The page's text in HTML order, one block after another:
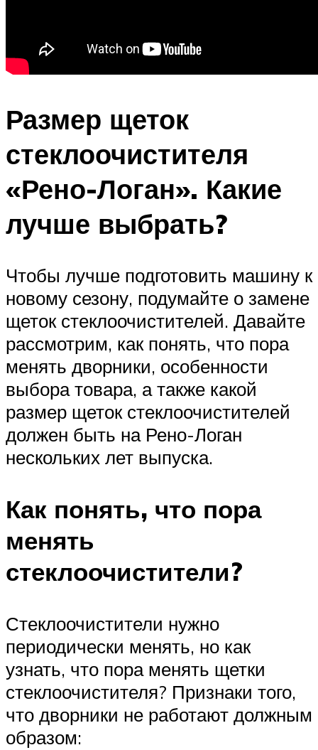
Размер щеток
стеклоочистителя
«Рено-Логан». Какие
лучше выбрать?
Чтобы лучше подготовить машину к
новому сезону, подумайте о замене
щеток стеклоочистителей. Давайте
рассмотрим, как понять, что пора
менять дворники, особенности
выбора товара, а также какой
размер щеток стеклоочистителей
должен быть на Рено-Логан
нескольких лет выпуска.
Как понять, что пора
менять
стеклоочистители?
Стеклоочистители нужно
периодически менять, но как
узнать, что пора менять щетки
стеклоочистителя? Признаки того,
что дворники не работают должным
образом: